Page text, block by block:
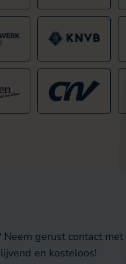
gerust contact met
en kosteloos!